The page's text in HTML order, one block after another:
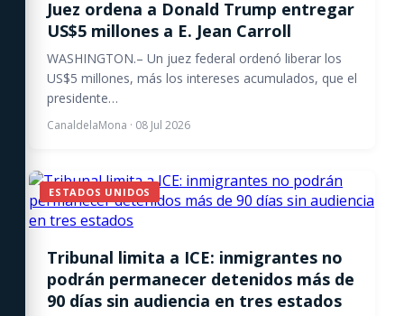
Juez ordena a Donald Trump entregar
US$5 millones a E. Jean Carroll
WASHINGTON.– Un juez federal ordenó liberar los
US$5 millones, más los intereses acumulados, que el
presidente…
CanaldelaMona · 08 Jul 2026
ESTADOS UNIDOS
Tribunal limita a ICE: inmigrantes no
podrán permanecer detenidos más de
90 días sin audiencia en tres estados